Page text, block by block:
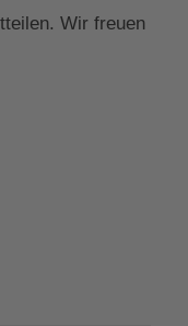
Wir freuen